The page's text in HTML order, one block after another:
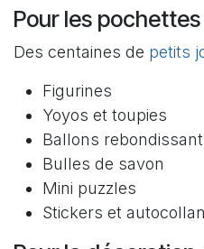
Pour les
Des centaines de petits
Figurines
Yoyos et toupies
Ballons
Bulles de savon
Mini puzzles
Stickers et